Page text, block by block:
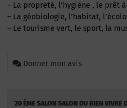
– La propreté, l’hygiène , le prêt
– La géobiologie, l’habitat,
– Le tourisme vert, le sport, la
Donner mon avis
20 ÈME SALON SALON DU BIEN VIVRE